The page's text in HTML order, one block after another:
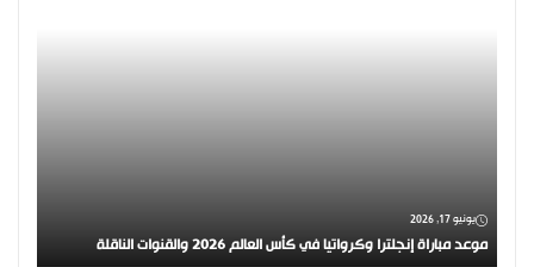
يونيو 17, 2026
موعد مباراة إنجلترا وكرواتيا في كأس العالم 2026 والقنوات الناقلة